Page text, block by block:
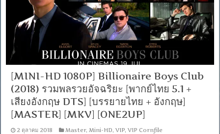
[MINI-HD 1080P] Billionaire Boys Club
(2018) รวมพลรวยอัจฉริยะ [พากย์ไทย 5.1 +
เสียงอังกฤษ DTS] [บรรยายไทย + อังกฤษ]
[MASTER] [MKV] [ONE2UP]
2 ตุลาคม 2018 Master, Mini-HD,VIP,VIP Cornfile